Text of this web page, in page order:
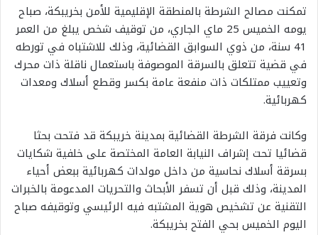
تمكنت مصالح الشرطة بالمنطقة الإقليمية للأمن بخريبكة، صباح
يومه الخميس 25 ماي الجاري، من توقيف شخص يبلغ من العمر
41 سنة، من ذوي السوابق القضائية، وذلك للاشتباه في تورطه
في قضية تتعلق بالسرقة الموصوفة باستعمال ناقلة ذات محرك
وتعييب ممتلكات ذات منفعة عامة بكسر وقطع أسلاك ومعدات
كهربائية.
وكانت فرقة الشرطة القضائية بمدينة خريبكة قد فتحت بحثا
قضائيا تحت إشراف النيابة العامة المختصة على خلفية شكايات
بسرقة أسلاك نحاسية من داخل مولدات كهربائية ببعض أحياء
المدينة، وذلك قبل أن تسفر الأبحاث والتحريات المدعومة بالخبرات
التقنية عن تشخيص هوية المشتبه فيه الرئيسي وتوقيفه صباح
اليوم الخميس بحي الفتح بخريبكة.